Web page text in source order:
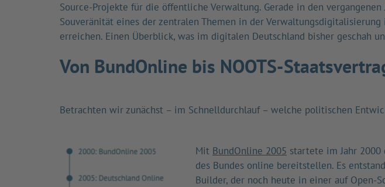
Source-Projekte für die öffentliche Verwaltung. Gerade in den
Souveränität eines der zentralen Themen in der
erreichen. Einen Überblick, was im digitalen Deutschland bisher geschah
Von BundOnline bis NOOTS-
Betrachten wir zunächst – im Schnelldurchlauf – welche politischen
Mit BundOnline 2005 startete im Jahr 2000
des Bundes online bereitstellen. Es
Builder, der noch heute in einer auf Open-